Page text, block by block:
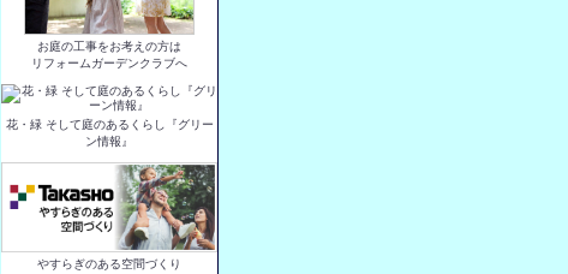
お庭の工事をお考えの方は
リフォームガーデンクラブへ
花・緑 そして庭のあるくらし『グリー
ン情報』
やすらぎのある空間づくり